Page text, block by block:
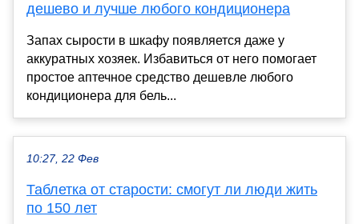
дешево и лучше любого кондиционера
Запах сырости в шкафу появляется даже у
аккуратных хозяек. Избавиться от него помогает
простое аптечное средство дешевле любого
кондиционера для бель...
10:27, 22 Фев
Таблетка от старости: смогут ли люди жить
по 150 лет